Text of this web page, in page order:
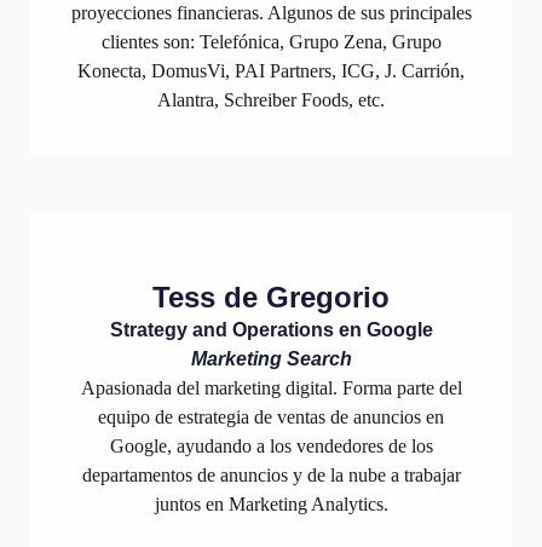
proyecciones financieras. Algunos de sus principales
clientes son: Telefónica, Grupo Zena, Grupo
Konecta, DomusVi, PAI Partners, ICG, J. Carrión,
Alantra, Schreiber Foods, etc.
Tess de Gregorio
Strategy and Operations en Google
Marketing Search
Apasionada del marketing digital. Forma parte del
equipo de estrategia de ventas de anuncios en
Google, ayudando a los vendedores de los
departamentos de anuncios y de la nube a trabajar
juntos en Marketing Analytics.